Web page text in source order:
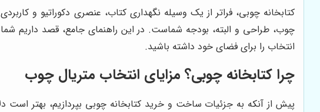
کتابخانه چوبی، فراتر از یک وسیله نگهداری کتاب، عنصری دکوراتیو و
چوب، طراحی و البته، بودجه شماست. در این راهنمای جامع، قصد داریم شما
انتخاب را برای فضای خود داشته باشید.
چرا کتابخانه چوبی؟ مزایای انتخاب متریال چوب
پیش از آنکه به جزئیات ساخت و خرید کتابخانه چوبی بپردازیم، بهتر است